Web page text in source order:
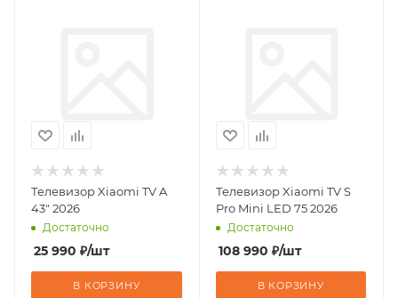
Телевизор Xiaomi TV A
43" 2026
Достаточно
25 990 ₽/шт
В КОРЗИНУ
Телевизор Xiaomi TV S
Pro Mini LED 75 2026
Достаточно
108 990 ₽/шт
В КОРЗИНУ